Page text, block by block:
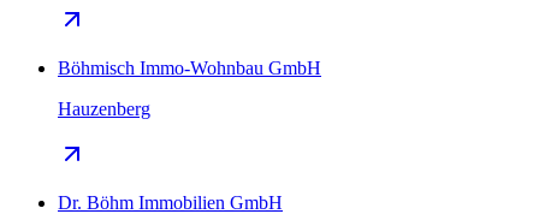
Böhmisch Immo-Wohnbau GmbH
Hauzenberg
Dr. Böhm Immobilien GmbH